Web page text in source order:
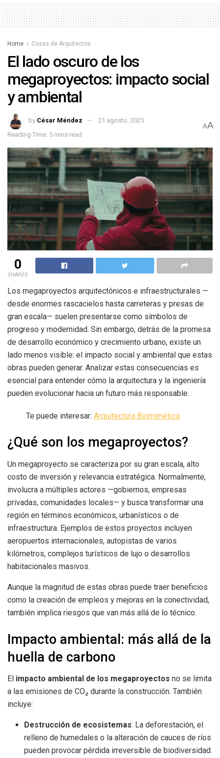
Home Cosas de Arquitectos
El lado oscuro de los
megaproyectos: impacto social
y ambiental
by César Méndez
21 agosto, 2025
Reading Time: 5 mins read
AA
0
SHARES
Los megaproyectos arquitectónicos e infraestructurales —
desde enormes rascacielos hasta carreteras y presas de
gran escala— suelen presentarse como símbolos de
progreso y modernidad. Sin embargo, detrás de la promesa
de desarrollo económico y crecimiento urbano, existe un
lado menos visible: el impacto social y ambiental que estas
obras pueden generar. Analizar estas consecuencias es
esencial para entender cómo la arquitectura y la ingeniería
pueden evolucionar hacia un futuro más responsable.
Te puede interesar: Arquitectura Biomimética
¿Qué son los megaproyectos?
Un megaproyecto se caracteriza por su gran escala, alto
costo de inversión y relevancia estratégica. Normalmente,
involucra a múltiples actores —gobiernos, empresas
privadas, comunidades locales— y busca transformar una
región en términos económicos, urbanísticos o de
infraestructura. Ejemplos de estos proyectos incluyen
aeropuertos internacionales, autopistas de varios
kilómetros, complejos turísticos de lujo o desarrollos
habitacionales masivos.
Aunque la magnitud de estas obras puede traer beneficios
como la creación de empleos y mejoras en la conectividad,
también implica riesgos que van más allá de lo técnico.
Impacto ambiental: más allá de la
huella de carbono
El impacto ambiental de los megaproyectos no se limita
a las emisiones de CO₂ durante la construcción. También
incluye:
Destrucción de ecosistemas: La deforestación, el
relleno de humedales o la alteración de cauces de ríos
pueden provocar pérdida irreversible de biodiversidad.